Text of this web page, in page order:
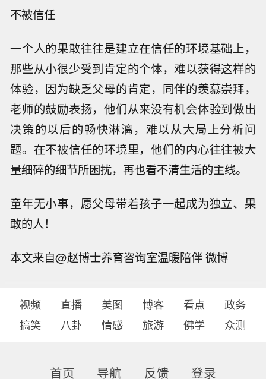
不被信任
一个人的果敢往往是建立在信任的环境基础上，
那些从小很少受到肯定的个体，难以获得这样的
体验，因为缺乏父母的肯定，同伴的羡慕崇拜，
老师的鼓励表扬，他们从来没有机会体验到做出
决策的以后的畅快淋漓，难以从大局上分析问
题。在不被信任的环境里，他们的内心往往被大
量细碎的细节所困扰，再也看不清生活的主线。
童年无小事，愿父母带着孩子一起成为独立、果
敢的人！
本文来自@赵博士养育咨询室温暖陪伴 微博
视频 直播 美图 博客 看点
政务
搞笑
八卦 情感 旅游 佛学 众测
首页 导航 反馈 登录